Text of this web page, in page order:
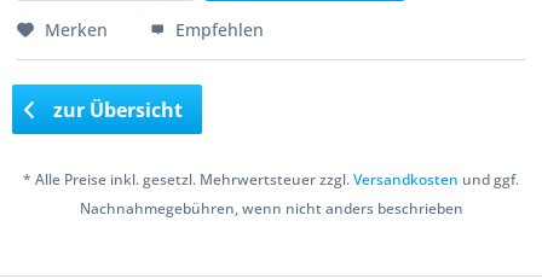
Merken Empfehlen
zur Übersicht
* Alle Preise inkl. gesetzl. Mehrwertsteuer zzgl.Versandkosten und ggf.
Nachnahmegebühren, wenn nicht anders beschrieben